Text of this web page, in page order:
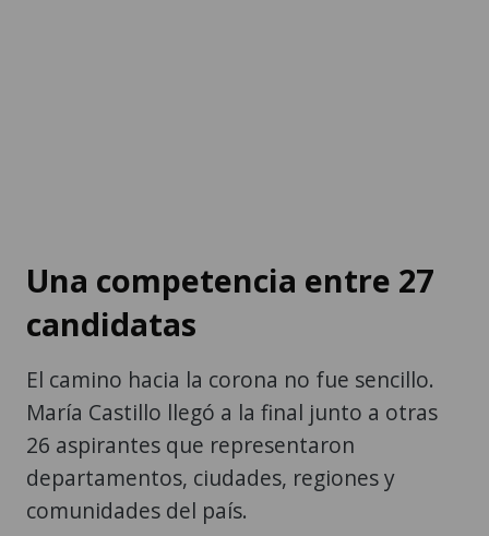
Una competencia entre 27
candidatas
El camino hacia la corona no fue sencillo.
María Castillo llegó a la final junto a otras
26 aspirantes que representaron
departamentos, ciudades, regiones y
comunidades del país.